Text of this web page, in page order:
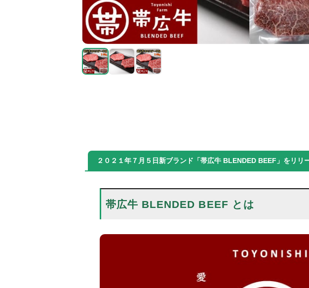
２０２１年７月５日新ブランド「帯広牛 BLENDED BEEF」をリリ
帯広牛 BLENDED BEEF とは